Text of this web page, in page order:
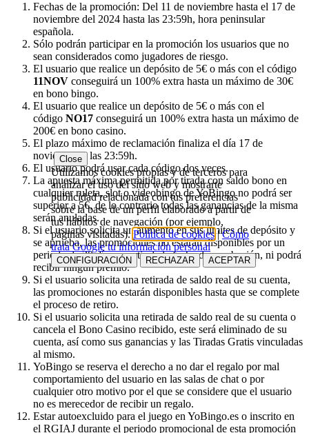
Fechas de la promoción: Del 11 de noviembre hasta el 17 de
noviembre del 2024 hasta las 23:59h, hora peninsular
española.
Sólo podrán participar en la promoción los usuarios que no
sean considerados como jugadores de riesgo.
El usuario que realice un depósito de 5€ o más con el código
11NOV conseguirá un 100% extra hasta un máximo de 30€
en bono bingo.
El usuario que realice un depósito de 5€ o más con el
código NO17 conseguirá un 100% extra hasta un máximo de
200€ en bono casino.
El plazo máximo de reclamación finaliza el día 17 de
noviembre a las 23:59h.
El usuario podrá usar cada código dos veces.
La apuesta máxima permitida por tirada con saldo bono en
cualquier ruleta, slot o videobingo de YoBingo no podrá ser
superior a 5€, de lo contrario todas las ganancias de la misma
serán anuladas.
Si el usuario solicita un aumento en sus límites de depósito y
se aprueba, las promociones no estarán disponibles por un
periodo de 30 días a partir de la fecha de aprobación, ni podrá
recibir ningún premio.
Si el usuario solicita una retirada de saldo real de su cuenta,
las promociones no estarán disponibles hasta que se complete
el proceso de retiro.
Si el usuario solicita una retirada de saldo real de su cuenta o
cancela el Bono Casino recibido, este será eliminado de su
cuenta, así como sus ganancias y las Tiradas Gratis vinculadas
al mismo.
YoBingo se reserva el derecho a no dar el regalo por mal
comportamiento del usuario en las salas de chat o por
cualquier otro motivo por el que se considere que el usuario
no es merecedor de recibir un regalo.
Estar autoexcluido para el juego en YoBingo.es o inscrito en
el RGIAJ durante el periodo promocional de esta promoción
Close
Utilizamos cookies propias y de terceros para
analizar el uso del sitio web y mostrarte
publicidad relacionada con tus preferencias
sobre la base de un perfil elaborado a partir de
tus hábitos de navegación (por ejemplo,
páginas visitadas).Política de cookies|Cómo
trata Google tu información personal
CONFIGURACIÓN RECHAZAR ACEPTAR